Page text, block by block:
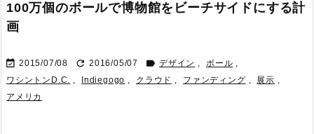

100万個のボールで博物館をビーチサイドにする計
画
 2015/07/08  2016/05/07  デザイン , ボール ,
ワシントンD.C. , Indiegogo , クラウド , ファンディング , 展示 ,
アメリカ